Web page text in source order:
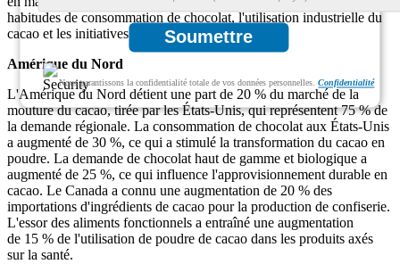
Soumettre
Nous garantissons la confidentialité totale de vos données personnelles.Confidentialité
habitudes de consommation de chocolat, l'utilisation industrielle du
cacao et les initiatives de développement durable.
Amérique du Nord
L'Amérique du Nord détient une part de 20 % du marché de la
mouture du cacao, tirée par les États-Unis, qui représentent 75 % de
la demande régionale. La consommation de chocolat aux États-Unis
a augmenté de 30 %, ce qui a stimulé la transformation du cacao en
poudre. La demande de chocolat haut de gamme et biologique a
augmenté de 25 %, ce qui influence l'approvisionnement durable en
cacao. Le Canada a connu une augmentation de 20 % des
importations d'ingrédients de cacao pour la production de confiserie.
L'essor des aliments fonctionnels a entraîné une augmentation
de 15 % de l'utilisation de poudre de cacao dans les produits axés
sur la santé.